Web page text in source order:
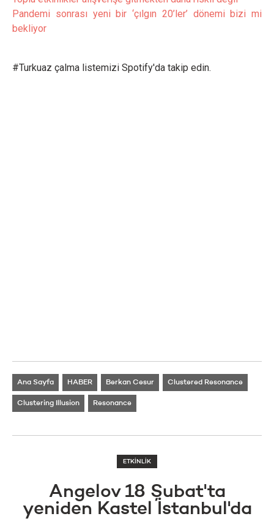
Pandemi sonrası yeni bir ‘çılgın 20’ler’ dönemi bizi mi
bekliyor
#Turkuaz çalma listemizi Spotify'da takip edin.
Ana Sayfa HABER Berkan Cesur Clustered Resonance
Clustering Illusion Resonance
ETKİNLİK
Angelov 18 Şubat'ta
yeniden Kastel İstanbul'da